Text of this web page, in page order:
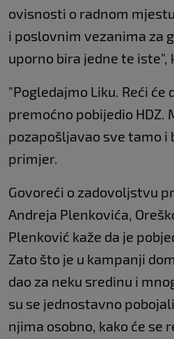
ovisnosti o radnom
i poslovnim vezanima za
uporno bira jedne te iste",
"Pogledajmo Liku. Reći će
premoćno pobijedio HDZ.
pozapošljavao sve tamo i
primjer.
Govoreći o zadovoljstvu
Andreja Plenkovića,
Plenković kaže da je
Zato što je u kampanji
dao za neku sredinu i
su se jednostavno
njima osobno, kako će se